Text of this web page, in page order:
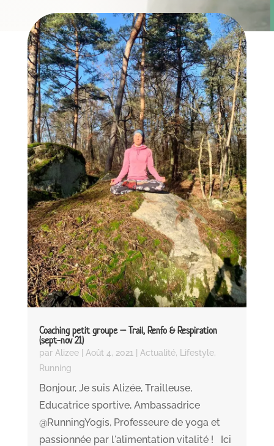
Coaching petit groupe – Trail, Renfo & Respiration
(sept-nov 21)
par Alizee| Août 4, 2021 | Actualité, Lifestyle,
Running
Bonjour, Je suis Alizée, Trailleuse,
Educatrice sportive, Ambassadrice
@RunningYogis, Professeure de yoga et
passionnée par l'alimentation vitalité ! Ici